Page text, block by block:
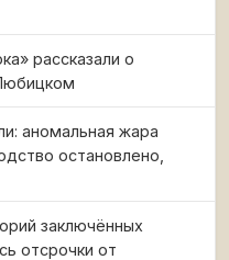
рассказали о
аномальная жара
остановлено,
заключённых
отсрочки от